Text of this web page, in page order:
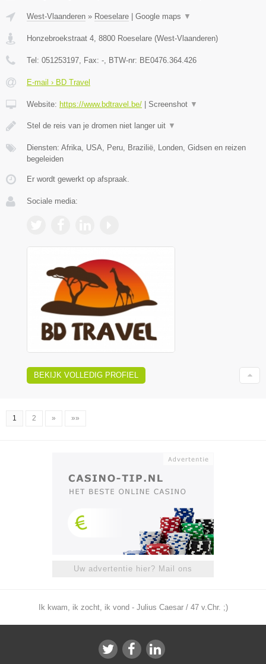
West-Vlaanderen » Roeselare Google maps ▼
Honzebroekstraat 4, 8800 Roeselare (West-Vlaanderen)
Tel: 051253197, Fax: -, BTW-nr: BE0476.364.426
E-mail › BD Travel
Website: https://www.bdtravel.be/ Screenshot ▼
Stel de reis van je dromen niet langer uit ▼
Diensten: Afrika, USA, Peru, Brazilië, Londen, Gidsen en reizen
begeleiden
Er wordt gewerkt op afspraak.
Sociale media:
BEKIJK VOLLEDIG PROFIEL
1 2 » »»
Uw advertentie hier? Mail ons
Ik kwam, ik zocht, ik vond - Julius Caesar / 47 v.Chr. ;)